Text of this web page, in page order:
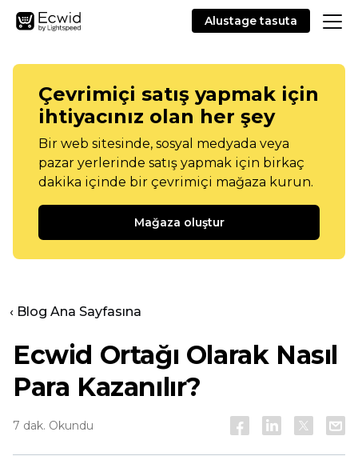
Alustage tasuta
Çevrimiçi satış yapmak için
ihtiyacınız olan her şey
Bir web sitesinde, sosyal medyada veya
pazar yerlerinde satış yapmak için birkaç
dakika içinde bir çevrimiçi mağaza kurun.
Mağaza oluştur
‹ Blog Ana Sayfasına
Ecwid Ortağı Olarak Nasıl
Para Kazanılır?
7 dak. Okundu